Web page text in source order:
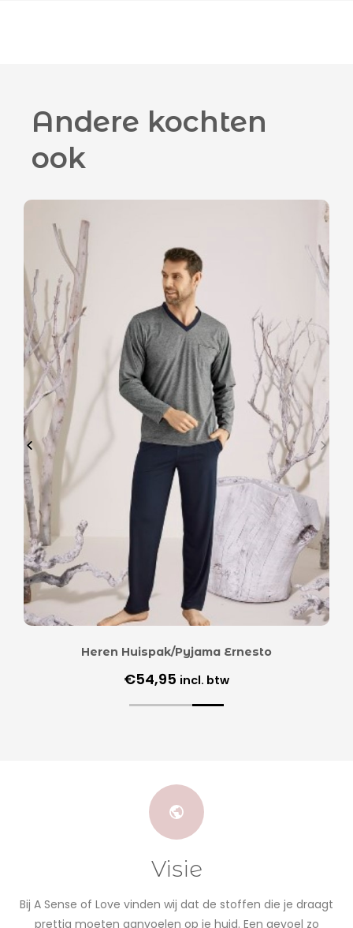
Andere kochten
ook
Heren Huispak/Pyjama Ernesto
€54,95 incl. btw
Visie
Bij A Sense of Love vinden wij dat de stoffen die je draagt
prettig moeten aanvoelen op je huid. Een gevoel zo